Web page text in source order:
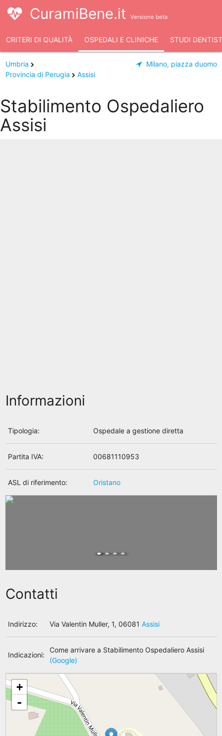
CuramiBene.it Versione beta
CRITERI DI QUALITÀ OSPEDALI E CLINICHE STUDI
Umbria
Provincia di Perugia
Assisi
Milano, piazza duomo
Stabilimento Ospedaliero
Assisi
Informazioni
Tipologia: Ospedale a gestione diretta
Partita IVA: 00681110953
ASL di riferimento: Oristano
Contatti
Indirizzo: Via Valentin Muller, 1, 06081 Assisi
Indicazioni:
Come arrivare a Stabilimento Ospedaliero Assisi
(Google)
+
-